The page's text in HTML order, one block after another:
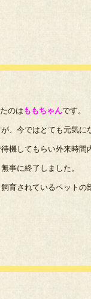
のは ももちゃんです。
、今ではとても元気に
機してもらい外来時間
事に終了しました。
育されているペットの